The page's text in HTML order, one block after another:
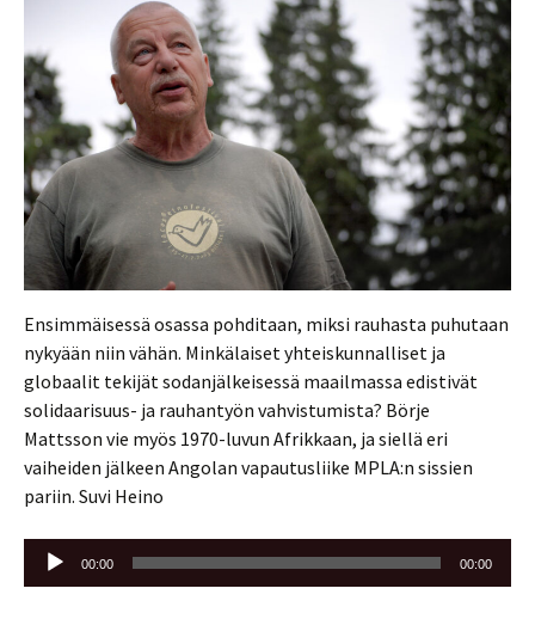
Ensimmäisessä osassa pohditaan, miksi rauhasta puhutaan
nykyään niin vähän. Minkälaiset yhteiskunnalliset ja
globaalit tekijät sodanjälkeisessä maailmassa edistivät
solidaarisuus- ja rauhantyön vahvistumista? Börje
Mattsson vie myös 1970-luvun Afrikkaan, ja siellä eri
vaiheiden jälkeen Angolan vapautusliike MPLA:n sissien
pariin. Suvi Heino
Äänitoistin
00:00 00:00